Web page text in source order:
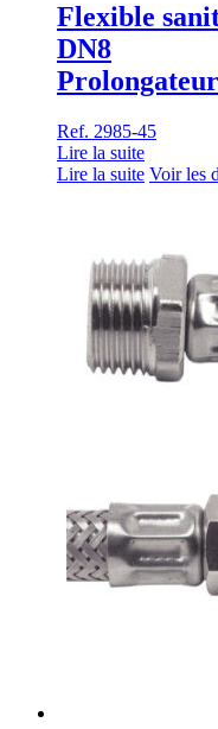
Flexible
DN8
Ref. 2985-45
Lire la suite
Lire la suite Voir les